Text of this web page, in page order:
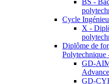
BS -
Cycle
X -
Diplôme de
GD-
GD-